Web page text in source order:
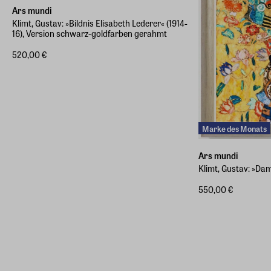
Ars mundi
Klimt, Gustav: »Bildnis Elisabeth Lederer« (1914-
16), Version schwarz-goldfarben gerahmt
520,00 €
Marke des Monats
Ars mundi
Klimt, Gustav:
550,00 €